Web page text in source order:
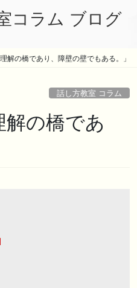
コラム ブログ
解の橋であり、障壁の壁でもある。」
話し方教室 コラム
の橋であ